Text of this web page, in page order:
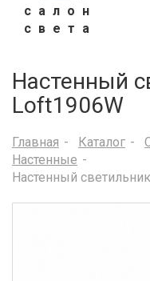
салон
света
Настенный
Loft1906W
Главная Каталог
Настенные
Настенный